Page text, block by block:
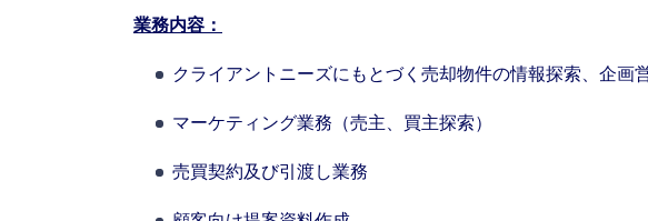
業務内容：
クライアントニーズにもとづく売却物件の情報探索、企画
マーケティング業務（売主、買主探索）
売買契約及び引渡し業務